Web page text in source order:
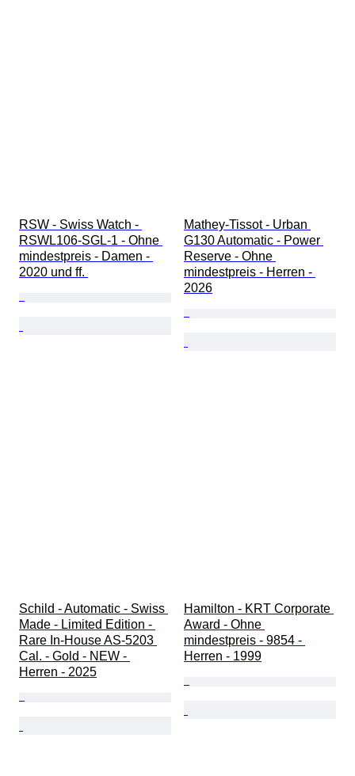
RSW - Swiss Watch -
RSWL106-SGL-1 - Ohne
mindestpreis - Damen -
2020 und ff.
Mathey-Tissot - Urban
G130 Automatic - Power
Reserve - Ohne
mindestpreis - Herren -
2026
Schild - Automatic - Swiss
Made - Limited Edition -
Rare In-House AS-5203
Cal. - Gold - NEW -
Herren - 2025
Hamilton - KRT Corporate
Award - Ohne
mindestpreis - 9854 -
Herren - 1999